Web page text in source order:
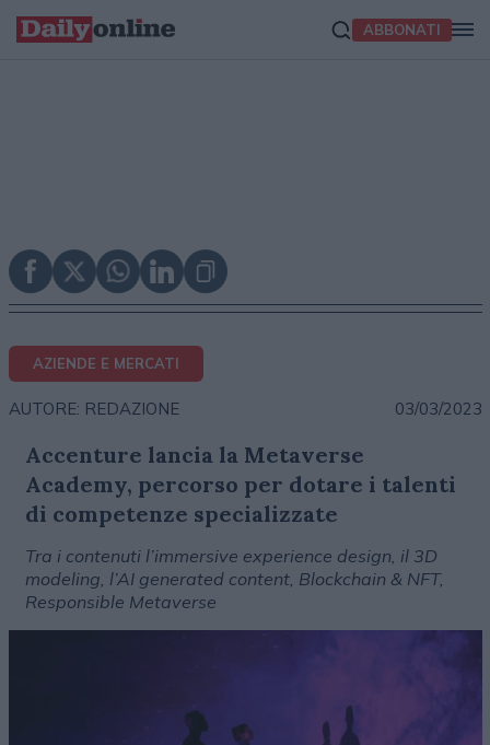
ABBONATI
AZIENDE E MERCATI
AUTORE: REDAZIONE 03/03/2023
Accenture lancia la Metaverse
Academy, percorso per dotare i talenti
di competenze specializzate
Tra i contenuti l’immersive experience design, il 3D
modeling, l’AI generated content, Blockchain & NFT,
Responsible Metaverse